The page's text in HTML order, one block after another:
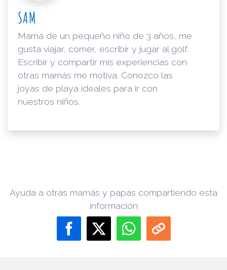
SAM
Mamá de un pequeño niño de 3 años, me
gusta viajar, comer, escribir y jugar al golf.
Escribir y compartir mis experiencias con
otras mamás me motiva. Conozco las
joyas de playa ideales para ir con
nuestros niños.
Ayuda a otras mamás y papás compartiendo esta
información